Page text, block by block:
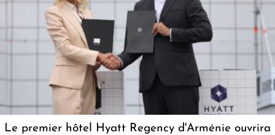
Le premier hôtel Hyatt Regency d'Arménie ouvrira